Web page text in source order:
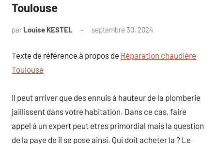
Toulouse
par Louise KESTEL septembre 30, 2024
Texte de référence à propos de Réparation chaudière
Toulouse
Il peut arriver que des ennuis à hauteur de la plomberie
jaillissent dans votre habitation. Dans ce cas, faire
appel à un expert peut etres primordial mais la question
de la paye de il se pose ainsi. Qui doit acheter la ? Le